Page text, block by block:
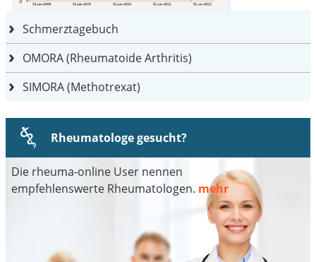
Schmerztagebuch
OMORA (Rheumatoide Arthritis)
SIMORA (Methotrexat)
Rheumatologe gesucht?
Die rheuma-online User nennen
empfehlenswerte Rheumatologen. mehr